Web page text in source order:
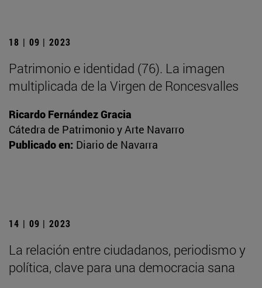
18 | 09 | 2023
Patrimonio e identidad (76). La imagen
multiplicada de la Virgen de Roncesvalles
Ricardo Fernández Gracia
Cátedra de Patrimonio y Arte Navarro
Publicado en: Diario de Navarra
14 | 09 | 2023
La relación entre ciudadanos, periodismo y
política, clave para una democracia sana